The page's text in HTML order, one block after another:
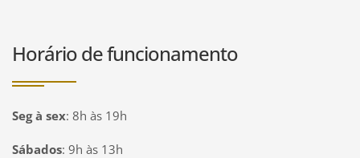
Horário de funcionamento
Seg à sex: 8h às 19h
Sábados: 9h às 13h